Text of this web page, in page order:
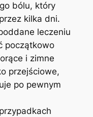
⁢bólu, który
kilka dni.
leczeniu
początkowo
⁣i zimne
przejściowe,
po pewnym